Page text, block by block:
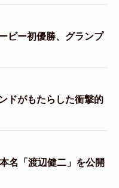
ビー初優勝、グランプ
ドがもたらした衝撃的
名「渡辺健二」を公開